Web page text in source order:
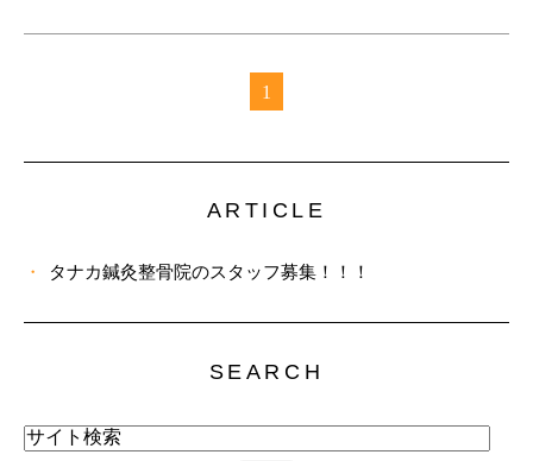
1
ARTICLE
タナカ鍼灸整骨院のスタッフ募集！！！
SEARCH